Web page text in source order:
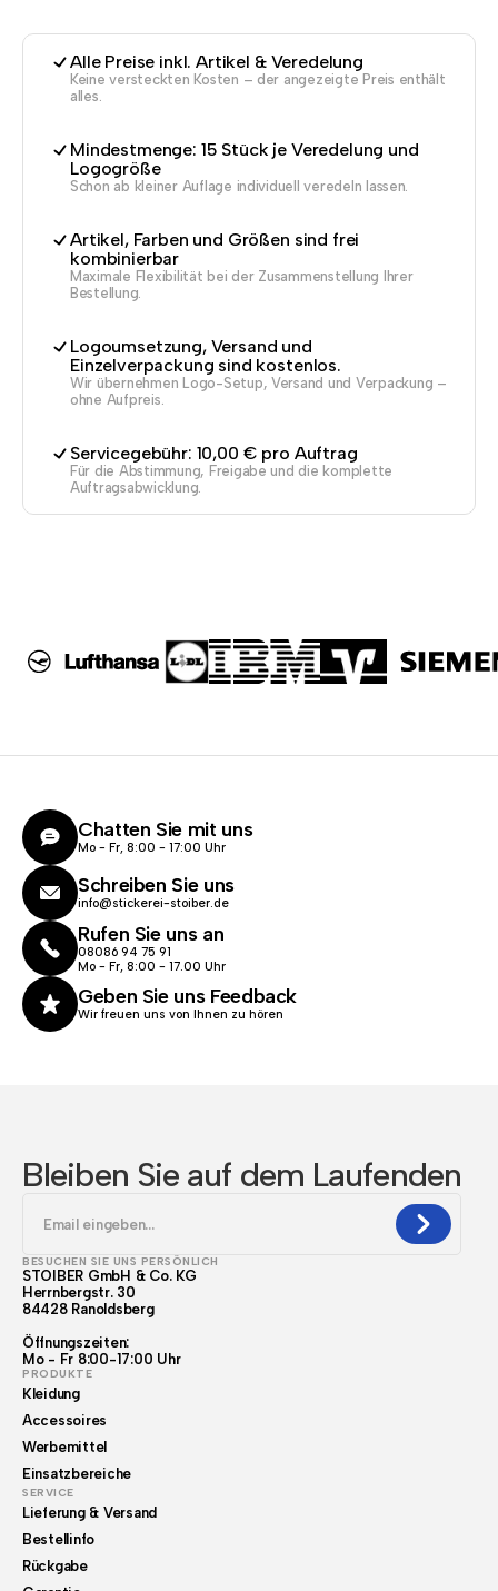
Alle Preise inkl. Artikel & Veredelung
Keine versteckten Kosten – der angezeigte Preis enthält
alles.
Mindestmenge: 15 Stück je Veredelung und
Logogröße
Schon ab kleiner Auflage individuell veredeln lassen.
Artikel, Farben und Größen sind frei
kombinierbar
Maximale Flexibilität bei der Zusammenstellung Ihrer
Bestellung.
Logoumsetzung, Versand und
Einzelverpackung sind kostenlos.
Wir übernehmen Logo-Setup, Versand und Verpackung –
ohne Aufpreis.
Servicegebühr: 10,00 € pro Auftrag
Für die Abstimmung, Freigabe und die komplette
Auftragsabwicklung.
Chatten Sie mit uns
Mo - Fr, 8:00 - 17:00 Uhr
Schreiben Sie uns
info@stickerei-stoiber.de
Rufen Sie uns an
08086 94 75 91
Mo - Fr, 8:00 - 17.00 Uhr
Geben Sie uns Feedback
Wir freuen uns von Ihnen zu hören
Bleiben Sie auf dem Laufenden
BESUCHEN SIE UNS PERSÖNLICH
STOIBER GmbH & Co. KG
Herrnbergstr. 30
84428 Ranoldsberg
Öffnungszeiten:
Mo - Fr 8:00-17:00 Uhr
PRODUKTE
Kleidung
Accessoires
Werbemittel
Einsatzbereiche
SERVICE
Lieferung & Versand
Bestellinfo
Rückgabe